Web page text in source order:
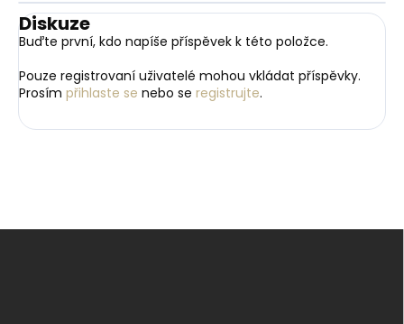
Diskuze
Buďte první, kdo napíše příspěvek k této položce.
Pouze registrovaní uživatelé mohou vkládat příspěvky.
Prosím přihlaste se nebo se registrujte.